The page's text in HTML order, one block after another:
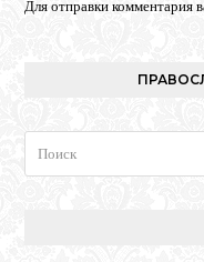
Для отправки комментария